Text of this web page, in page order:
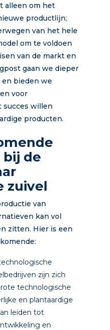
alleen om het
productlijn;
van het hele
om te voldoen
van de markt en
gaan we dieper
bieden we
voor
succes willen
producten.
de
zuivel
van
kan vol
zitten. Hier is een
zijn zich
technologische
en plantaardige
leiden tot
en